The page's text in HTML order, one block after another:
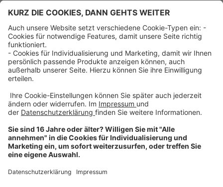
Über uns
Dehner Unternehmen
Jobs bei Dehner